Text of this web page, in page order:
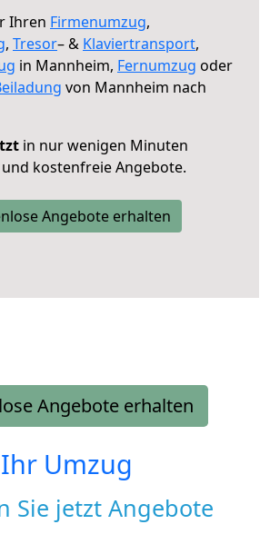
Ihren Firmenumzug,
, Tresor– & Klaviertransport,
in Mannheim, Fernumzug oder
von Mannheim nach
in nur wenigen Minuten
kostenfreie Angebote.
Angebote erhalten
Angebote erhalten
Ihr Umzug
Sie jetzt Angebote